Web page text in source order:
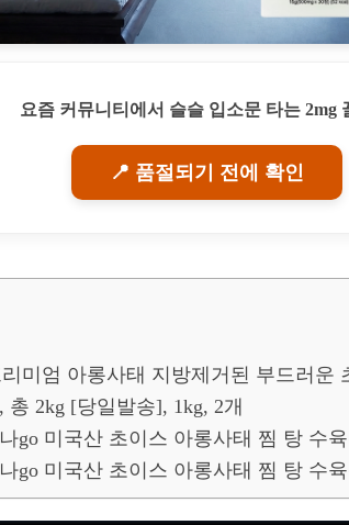
요즘 커뮤니티에서 슬슬 입소문 타는 2mg
📍 품절되기 전에 확인
미엄 아롱사태 지방제거된 부드러운
총 2kg [당일발송], 1kg, 2개
go 미국산 초이스 아롱사태 찜 탕 수
go 미국산 초이스 아롱사태 찜 탕 수